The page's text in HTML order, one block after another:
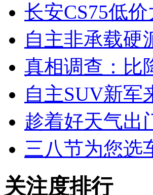
长安CS75低
自主非承载硬
真相调查：比
自主SUV新军
趁着好天气出
三八节为您选
关注度排行